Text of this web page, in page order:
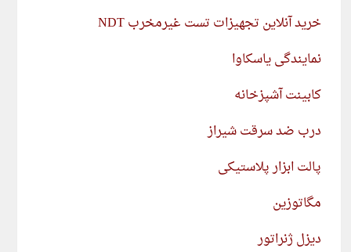
خرید آنلاین تجهیزات تست غیرمخرب NDT
نمایندگی یاسکاوا
کابینت آشپزخانه
درب ضد سرقت شیراز
پالت ابزار پلاستیکی
مگاتوزین
دیزل ژنراتور